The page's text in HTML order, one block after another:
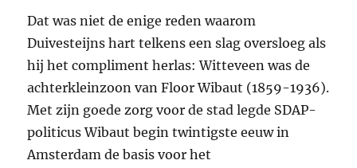
Dat was niet de enige reden waarom
Duivesteijns hart telkens een slag oversloeg als
hij het compliment herlas: Witteveen was de
achterkleinzoon van Floor Wibaut (1859-1936).
Met zijn goede zorg voor de stad legde SDAP-
politicus Wibaut begin twintigste eeuw in
Amsterdam de basis voor het